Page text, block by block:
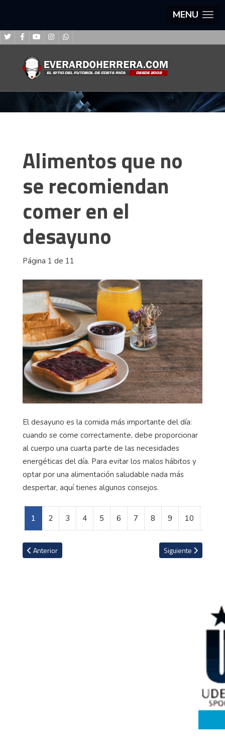
MENU
Alimentos que no
se recomiendan
comer en el
desayuno
Página 1 de 11
El desayuno es la comida más importante del día:
cuando se come correctamente, debe proporcionar
al cuerpo una cuarta parte de las necesidades
energéticas del día. Para evitar los malos hábitos y
optar por una alimentación saludable nada más
despertar, aquí tienes algunos consejos.
1 2 3 4 5 6 7 8 9 10
Artículo anterior: Los fichajes más importantes en la historia del
Anterior Artículo siguiente:
Siguiente